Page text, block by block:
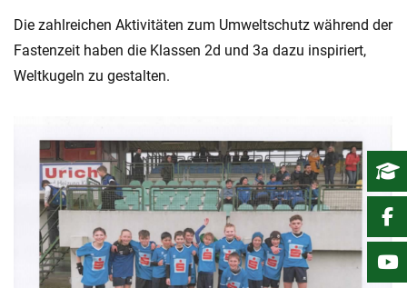
Die zahlreichen Aktivitäten zum Umweltschutz während der
Fastenzeit haben die Klassen 2d und 3a dazu inspiriert,
Weltkugeln zu gestalten.